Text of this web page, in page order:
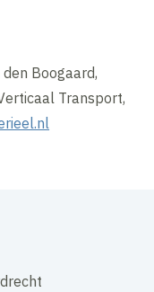
Boogaard,
Transport,